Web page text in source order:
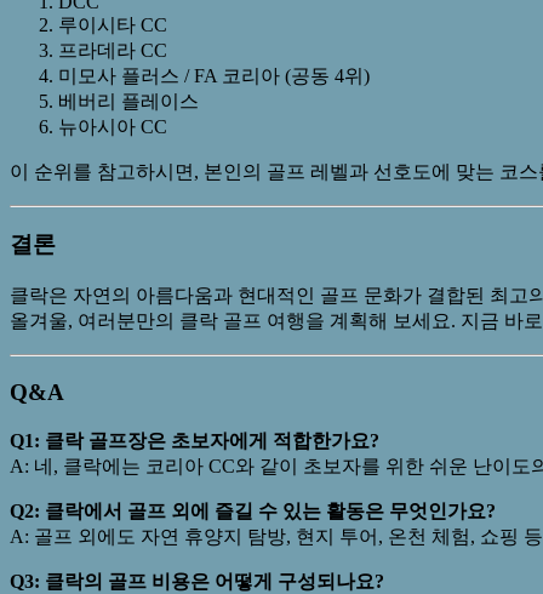
루이시타 CC
프라데라 CC
미모사 플러스 / FA 코리아 (공동 4위)
베버리 플레이스
뉴아시아 CC
이 순위를 참고하시면, 본인의 골프 레벨과 선호도에 맞는 코
결론
클락은 자연의 아름다움과 현대적인 골프 문화가 결합된 최
올겨울, 여러분만의 클락 골프 여행을 계획해 보세요. 지금 바
Q&A
Q1: 클락 골프장은 초보자에게 적합한가요?
A: 네, 클락에는 코리아 CC와 같이 초보자를 위한 쉬운 난이
Q2: 클락에서 골프 외에 즐길 수 있는 활동은 무엇인가요?
A: 골프 외에도 자연 휴양지 탐방, 현지 투어, 온천 체험, 쇼핑
Q3: 클락의 골프 비용은 어떻게 구성되나요?